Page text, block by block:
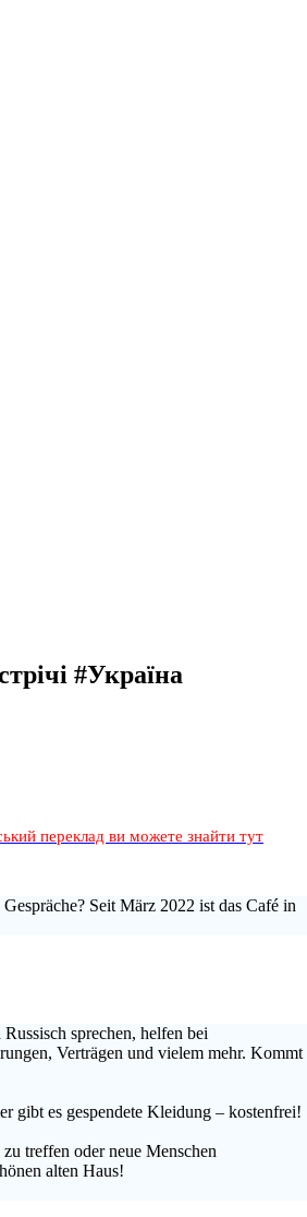
#Україна
переклад ви можете знайти тут
Seit März 2022 ist das Café in
sprechen, helfen bei
Verträgen und vielem mehr. Kommt
gibt es gespendete Kleidung – kostenfrei!
treffen oder neue Menschen
alten Haus!